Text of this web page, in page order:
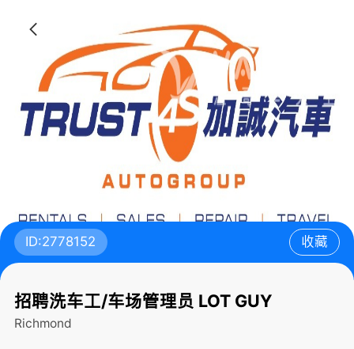
ID:2778152 收藏
招聘洗车工/车场管理员 LOT GUY
Richmond